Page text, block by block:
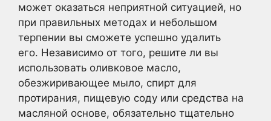
может оказаться неприятной ситуацией, но
при правильных методах и небольшом
терпении вы сможете успешно удалить
его. Независимо от того, решите ли вы
использовать оливковое масло,
обезжиривающее мыло, спирт для
протирания, пищевую соду или средства на
масляной основе, обязательно тщательно